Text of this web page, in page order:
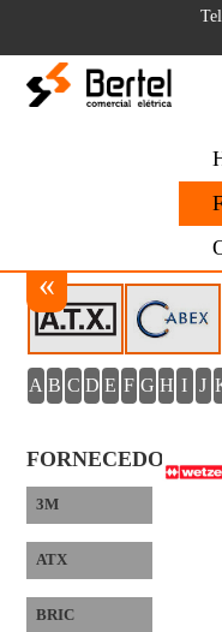
«
A B C D E F G H I J
FORNECEDORES
3M
ATX
BRIC